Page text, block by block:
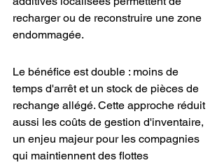
recharger ou de reconstruire une zone
endommagée.
Le bénéfice est double : moins de
temps d'arrêt et un stock de pièces de
rechange allégé. Cette approche réduit
aussi les coûts de gestion d'inventaire,
un enjeu majeur pour les compagnies
qui maintiennent des flottes